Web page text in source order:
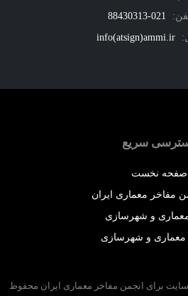
021-
سریع
نخست
معماری ایران
و شهرسازی
و شهرسازی
انجمن مفاخر معماری ایران محفوظ